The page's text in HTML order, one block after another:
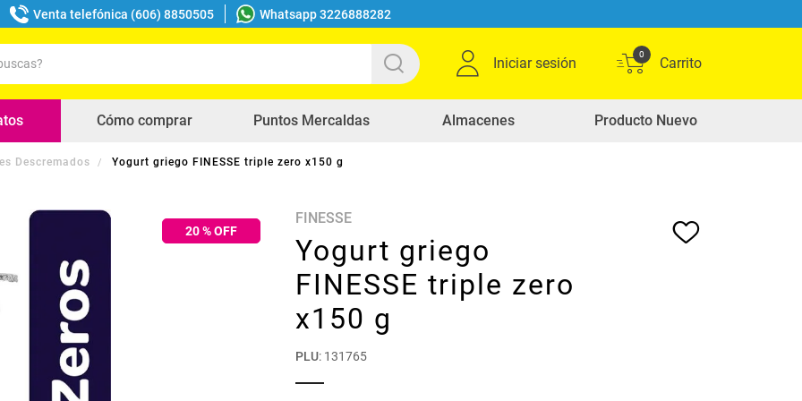
Venta telefónica (606) 8850505 Whatsapp 3226888282
Iniciar sesión
0
Cómo comprar Puntos Mercaldas Almacenes Producto Nuevo
Descremados Yogurt griego FINESSE triple zero x150 g
20% OFF
FINESSE
Yogurt griego
FINESSE triple zero
x150 g
PLU: 131765
buscados